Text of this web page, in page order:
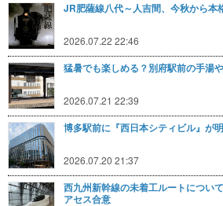
JR肥薩線八代～人吉間、今秋から本
2026.07.22 22:46
猛暑でも楽しめる？別府駅前の手湯
2026.07.21 22:39
博多駅前に『西日本シティビル』が
2026.07.20 21:37
西九州新幹線の未着工ルートについ
アセス合意